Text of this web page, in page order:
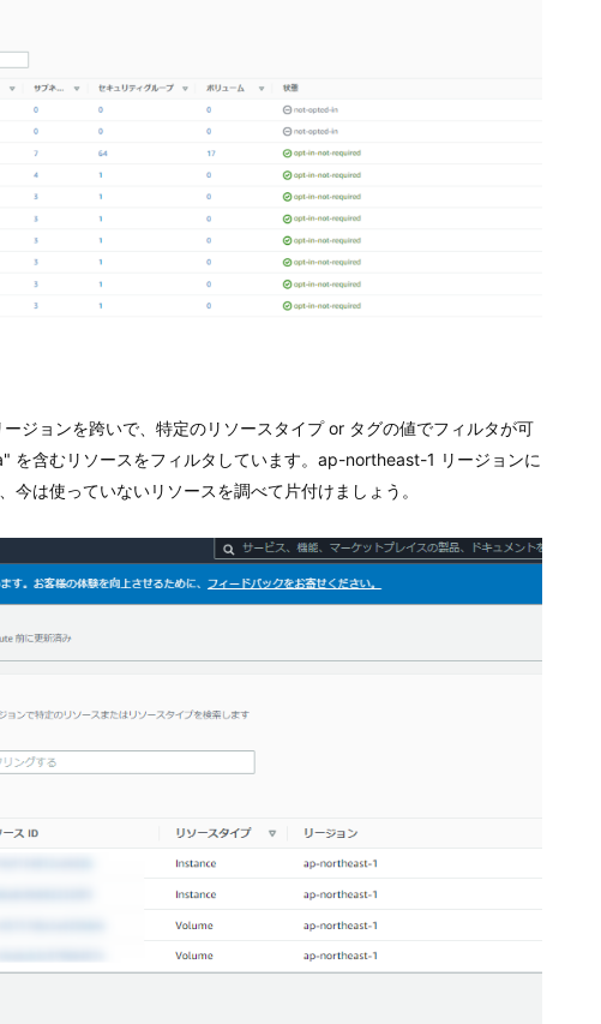
ジョンを跨いで、特定のリソースタイプ or タグの値でフィルタが可
を含むリソースをフィルタしています。ap-northeast-1 リージョンに
は使っていないリソースを調べて片付けましょう。